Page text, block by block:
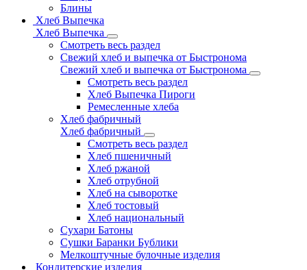
Блины
Хлеб Выпечка
Хлеб Выпечка
Смотреть весь раздел
Свежий хлеб и выпечка от Быстронома
Свежий хлеб и выпечка от Быстронома
Смотреть весь раздел
Хлеб Выпечка Пироги
Ремесленные хлеба
Хлеб фабричный
Хлеб фабричный
Смотреть весь раздел
Хлеб пшеничный
Хлеб ржаной
Хлеб отрубной
Хлеб на сыворотке
Хлеб тостовый
Хлеб национальный
Сухари Батоны
Сушки Баранки Бублики
Мелкоштучные булочные изделия
Кондитерские изделия